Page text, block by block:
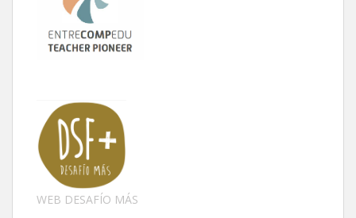
WEB DESAFÍO MÁS